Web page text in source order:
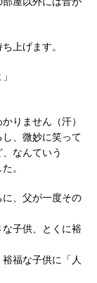
上げます。
りません（汗）
、微妙に笑って
なんていう
。
、父が一度その
子供、とくに裕
福な子供に「人